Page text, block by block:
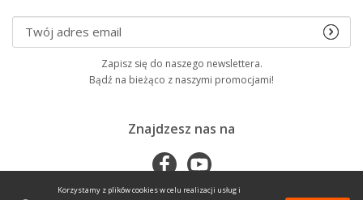
Korzystamy z plików cookies w celu realizacji usług i
Zapisz się do naszego newslettera.
Bądź na bieżąco z naszymi promocjami!
Znajdzesz nas na